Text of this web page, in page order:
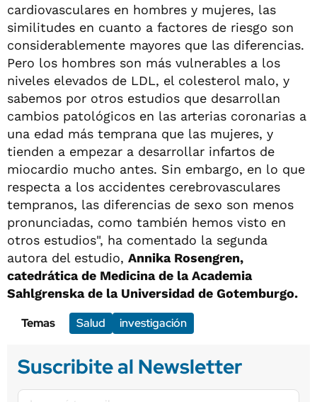
cardiovasculares en hombres y mujeres, las
similitudes en cuanto a factores de riesgo son
considerablemente mayores que las diferencias.
Pero los hombres son más vulnerables a los
niveles elevados de LDL, el colesterol malo, y
sabemos por otros estudios que desarrollan
cambios patológicos en las arterias coronarias a
una edad más temprana que las mujeres, y
tienden a empezar a desarrollar infartos de
miocardio mucho antes. Sin embargo, en lo que
respecta a los accidentes cerebrovasculares
tempranos, las diferencias de sexo son menos
pronunciadas, como también hemos visto en
otros estudios", ha comentado la segunda
autora del estudio, Annika Rosengren,
catedrática de Medicina de la Academia
Sahlgrenska de la Universidad de Gotemburgo.
Temas
Salud investigación
Suscribite al Newsletter